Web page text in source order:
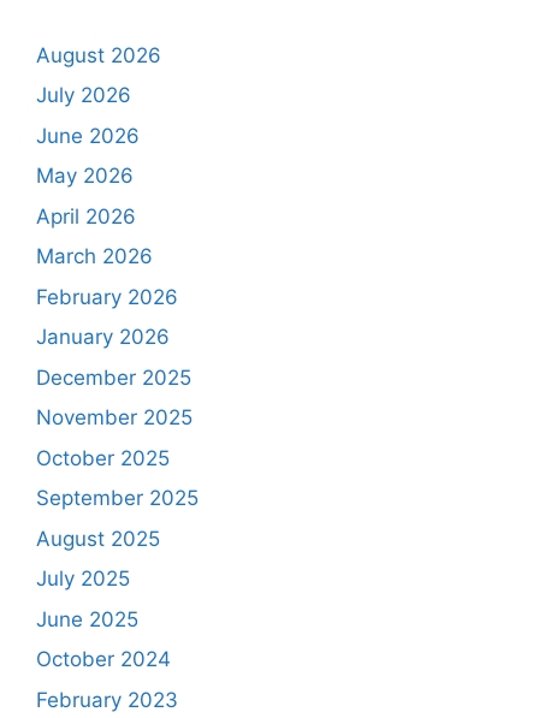
August 2026
July 2026
June 2026
May 2026
April 2026
March 2026
February 2026
January 2026
December 2025
November 2025
October 2025
September 2025
August 2025
July 2025
June 2025
October 2024
February 2023